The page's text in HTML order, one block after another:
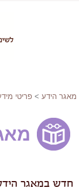
מאגר הידע > פריטי
חדש במאגר